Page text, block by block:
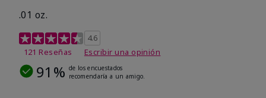
.01 oz.
Calificación de clientes de 4,1 de 5
4.6
121 Reseñas
Escribir una opinión
91% de los encuestados
recomendaría a un amigo.